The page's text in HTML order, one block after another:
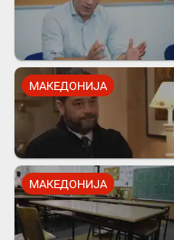
МАКЕДОНИЈА
МАКЕДОНИЈА